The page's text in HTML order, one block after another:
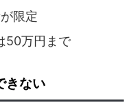
限定
50万円まで
きない